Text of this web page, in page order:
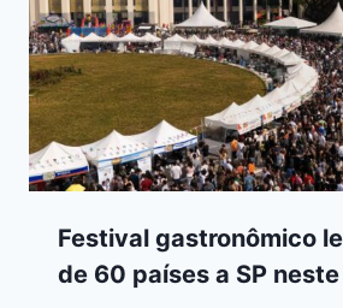
Festival gastronômico
de 60 países a SP